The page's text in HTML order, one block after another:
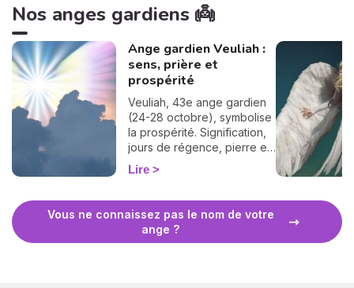
Nos anges gardiens 👼
Ange gardien Veuliah :
sens, prière et
prospérité
Veuliah, 43e ange gardien
(24-28 octobre), symbolise
la prospérité. Signification,
jours de régence, pierre et
prière pour l'invoquer.
Lire
Vous ne connaissez pas le nom de votre
ange ?